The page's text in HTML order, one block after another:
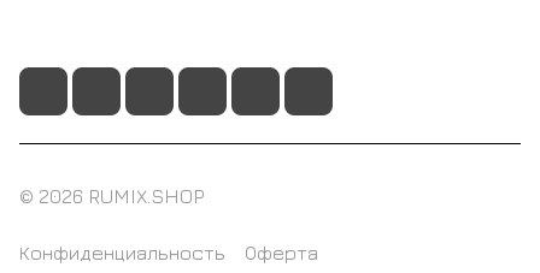
© 2026 RUMIX.SHOP
Конфиденциальность Оферта